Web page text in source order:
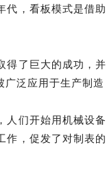
代，看板模式是借
得了巨大的成功，
泛应用于生产制
人们开始用机械设
作，促发了对制表